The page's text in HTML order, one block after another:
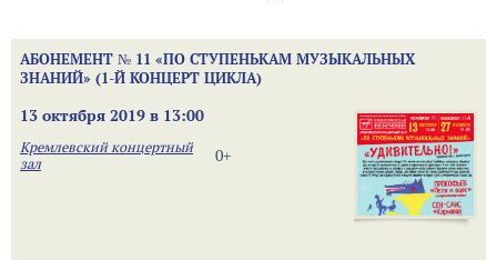
АБОНЕМЕНТ № 11 «ПО СТУПЕНЬКАМ МУЗЫКАЛЬНЫХ
ЗНАНИЙ» (1-Й КОНЦЕРТ ЦИКЛА)
13 октября 2019 в 13:00
0+
Кремлевский концертный
зал